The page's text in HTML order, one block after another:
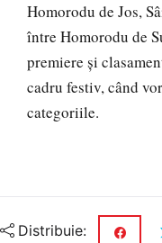
Homorodu de Jos,
între Homorodu de
premiere şi
cadru festiv, când
categoriile.
Distribuie: